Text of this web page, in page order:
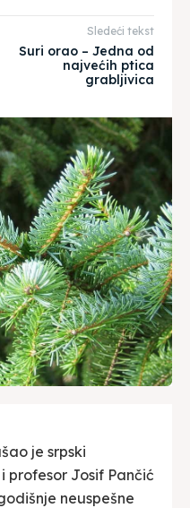
Sledeći tekst
Suri orao – Jedna od
najvećih ptica
grabljivica
je srpski
profesor Josif Pančić
neuspešne